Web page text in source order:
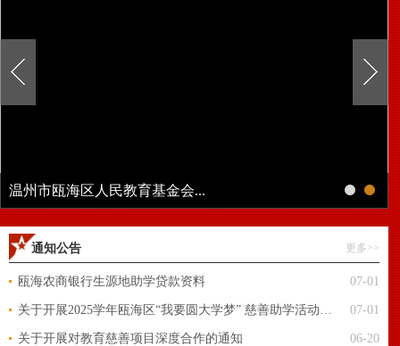
温州市瓯海区人民教育基金会...
通知公告 更多>>
瓯海农商银行生源地助学贷款资料 07-01
关于开展2025学年瓯海区“我要圆大学梦” 慈善助学活动的通知 07-01
关于开展对教育慈善项目深度合作的通知 06-20